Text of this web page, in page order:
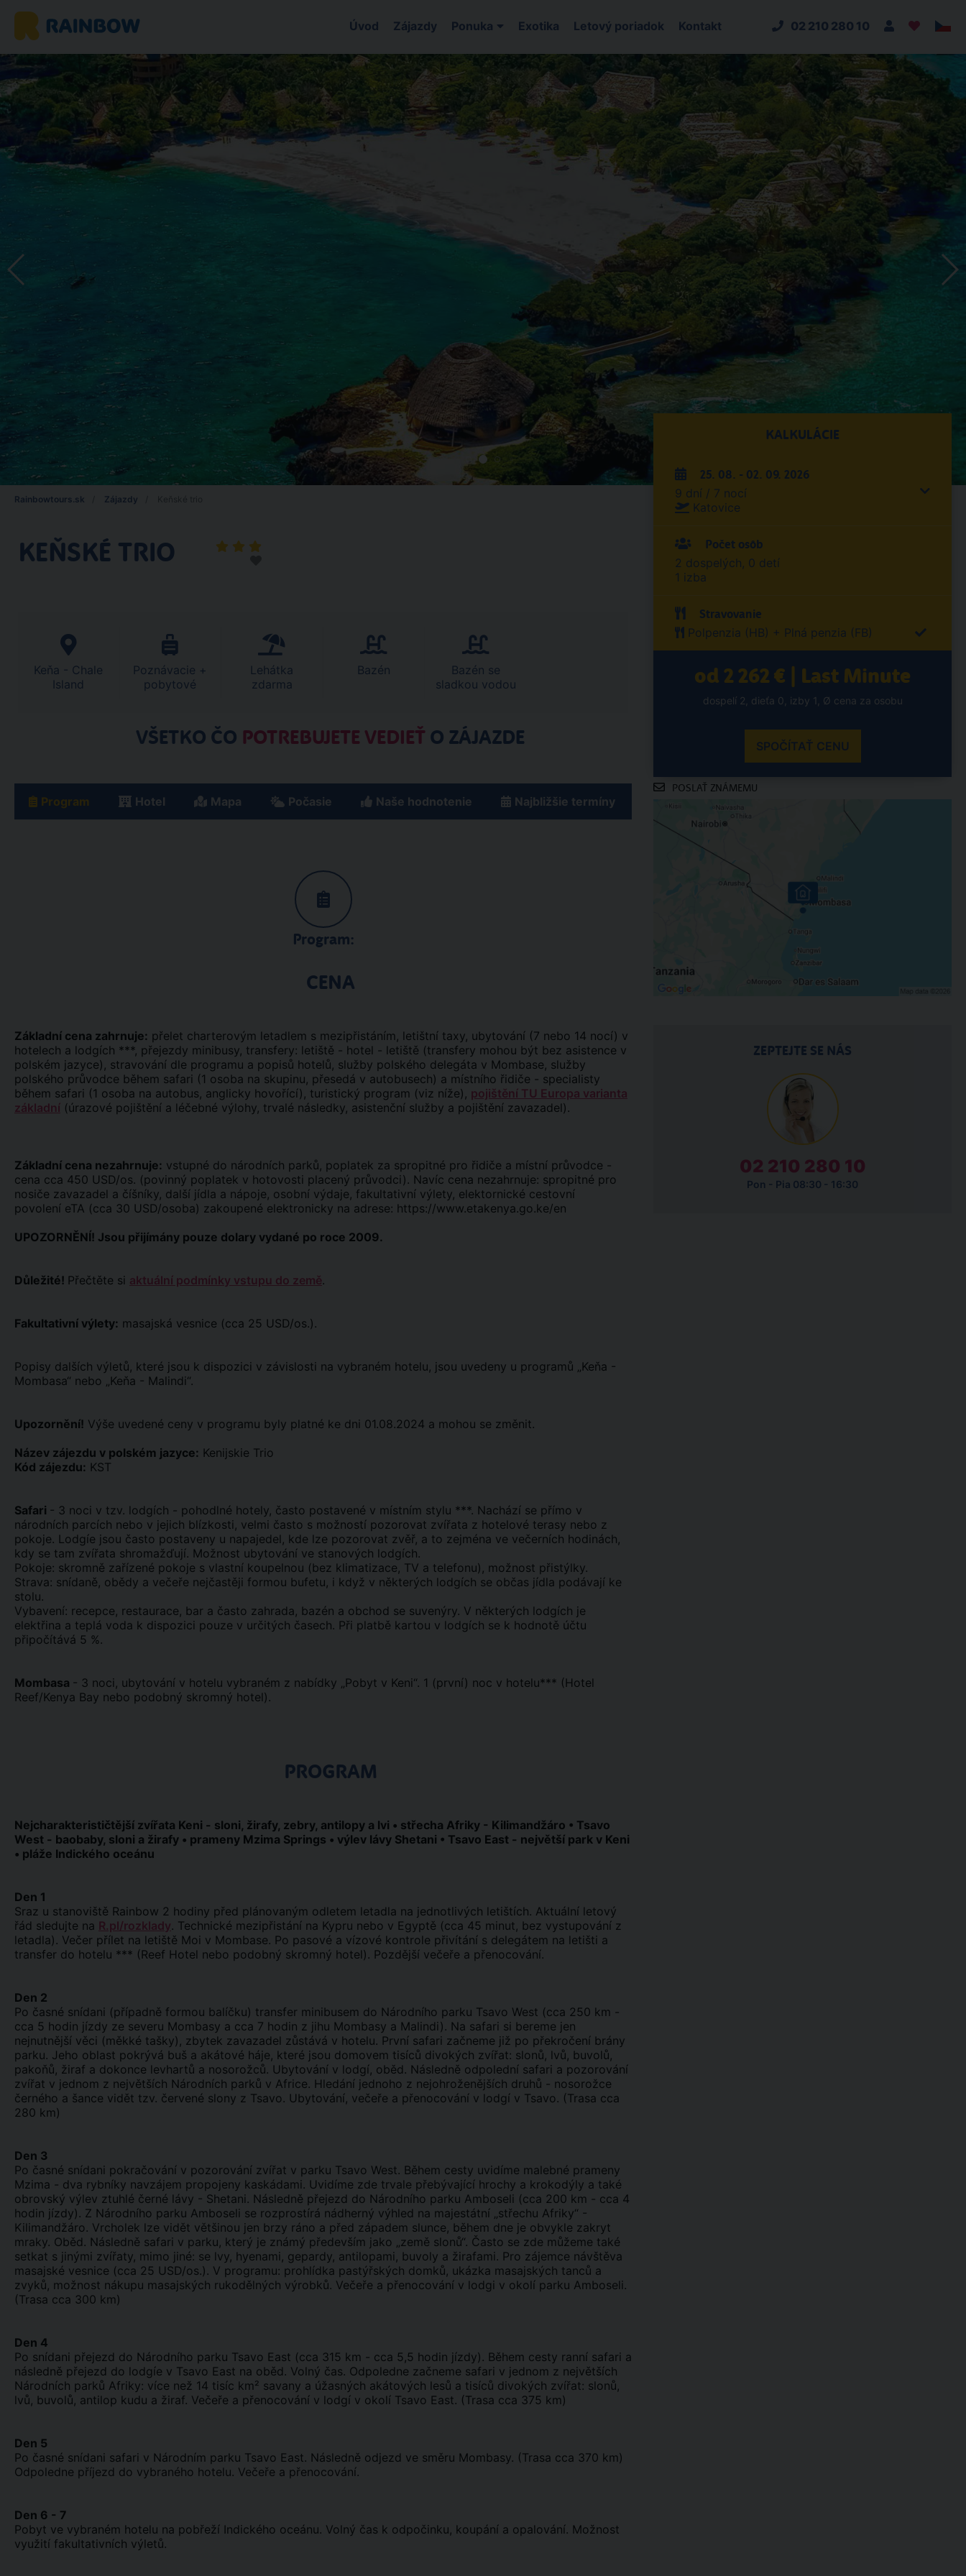
Úvod Zájazdy Ponuka Exotika Letový poriadok Kontakt 02 210 280 10
Rainbowtours.sk Zájazdy
KEŇSKÉ TRIO
Keňa - Chale
Island
Poznávacie +
pobytové
Lehátka
zdarma
Bazén
Bazén se
sladkou vodou
VŠETKO ČO POTREBUJETE VEDIEŤ O ZÁJAZDE
Program Hotel Mapa Počasie Naše hodnotenie Najbližšie termíny
Program:
CENA
Základní cena zahrnuje: přelet charterovým letadlem s mezipřistáním, letištní taxy, ubytování (7 nebo 14 nocí) v
hotelech a lodgích ***, přejezdy minibusy, transfery: letiště - hotel - letiště (transfery mohou být bez asistence v
polském jazyce), stravování dle programu a popisů hotelů, služby polského delegáta v Mombase, služby
polského průvodce během safari (1 osoba na skupinu, přesedá v autobusech) a místního řidiče - specialisty
během safari (1 osoba na autobus, anglicky hovořící), turistický program (viz níže), pojištění TU Europa varianta
základní (úrazové pojištění a léčebné výlohy, trvalé následky, asistenční služby a pojištění zavazadel).
Základní cena nezahrnuje: vstupné do národních parků, poplatek za spropitné pro řidiče a místní průvodce -
cena cca 450 USD/os. (povinný poplatek v hotovosti placený průvodci). Navíc cena nezahrnuje: spropitné pro
nosiče zavazadel a číšníky, další jídla a nápoje, osobní výdaje, fakultativní výlety, elektornické cestovní
povolení eTA (cca 30 USD/osoba) zakoupené elektronicky na adrese: https://www.etakenya.go.ke/en
UPOZORNĚNÍ! Jsou přijímány pouze dolary vydané po roce 2009.
Důležité! Přečtěte si aktuální podmínky vstupu do země.
Fakultativní výlety: masajská vesnice (cca 25 USD/os.).
Popisy dalších výletů, které jsou k dispozici v závislosti na vybraném hotelu, jsou uvedeny u programů „Keňa -
Mombasa“ nebo „Keňa - Malindi“.
Upozornění! Výše uvedené ceny v programu byly platné ke dni 01.08.2024 a mohou se změnit.
Název zájezdu v polském jazyce: Kenijskie Trio
Kód zájezdu: KST
Safari - 3 noci v tzv. lodgích - pohodlné hotely, často postavené v místním stylu ***. Nachází se přímo v
národních parcích nebo v jejich blízkosti, velmi často s možností pozorovat zvířata z hotelové terasy nebo z
pokoje. Lodgíe jsou často postaveny u napajedel, kde lze pozorovat zvěř, a to zejména ve večerních hodinách,
kdy se tam zvířata shromažďují. Možnost ubytování ve stanových lodgích.
Pokoje: skromně zařízené pokoje s vlastní koupelnou (bez klimatizace, TV a telefonu), možnost přistýlky.
Strava: snídaně, obědy a večeře nejčastěji formou bufetu, i když v některých lodgích se občas jídla podávají ke
stolu.
Vybavení: recepce, restaurace, bar a často zahrada, bazén a obchod se suvenýry. V některých lodgích je
elektřina a teplá voda k dispozici pouze v určitých časech. Při platbě kartou v lodgích se k hodnotě účtu
připočítává 5 %.
Mombasa - 3 noci, ubytování v hotelu vybraném z nabídky „Pobyt v Keni“. 1 (první) noc v hotelu*** (Hotel
Reef/Kenya Bay nebo podobný skromný hotel).
PROGRAM
Nejcharakterističtější zvířata Keni - sloni, žirafy, zebry, antilopy a lvi • střecha Afriky - Kilimandžáro • Tsavo
West - baobaby, sloni a žirafy • prameny Mzima Springs • výlev lávy Shetani • Tsavo East - největší park v Keni
• pláže Indického oceánu
Den 1
Sraz u stanoviště Rainbow 2 hodiny před plánovaným odletem letadla na jednotlivých letištích. Aktuální letový
řád sledujte na R.pl/rozklady. Technické mezipřistání na Kypru nebo v Egyptě (cca 45 minut, bez vystupování z
letadla). Večer přílet na letiště Moi v Mombase. Po pasové a vízové kontrole přivítání s delegátem na letišti a
transfer do hotelu *** (Reef Hotel nebo podobný skromný hotel). Pozdější večeře a přenocování.
Den 2
Po časné snídani (případně formou balíčku) transfer minibusem do Národního parku Tsavo West (cca 250 km -
cca 5 hodin jízdy ze severu Mombasy a cca 7 hodin z jihu Mombasy a Malindi). Na safari si bereme jen
nejnutnější věci (měkké tašky), zbytek zavazadel zůstává v hotelu. První safari začneme již po překročení brány
parku. Jeho oblast pokrývá buš a akátové háje, které jsou domovem tisíců divokých zvířat: slonů, lvů, buvolů,
pakoňů, žiraf a dokonce levhartů a nosorožců. Ubytování v lodgí, oběd. Následně odpolední safari a pozorování
zvířat v jednom z největších Národních parků v Africe. Hledání jednoho z nejohroženějších druhů - nosorožce
černého a šance vidět tzv. červené slony z Tsavo. Ubytování, večeře a přenocování v lodgí v Tsavo. (Trasa cca
280 km)
Den 3
Po časné snídani pokračování v pozorování zvířat v parku Tsavo West. Během cesty uvidíme malebné prameny
Mzima - dva rybníky navzájem propojeny kaskádami. Uvidíme zde trvale přebývající hrochy a krokodýly a také
obrovský výlev ztuhlé černé lávy - Shetani. Následně přejezd do Národního parku Amboseli (cca 200 km - cca 4
hodin jízdy). Z Národního parku Amboseli se rozprostírá nádherný výhled na majestátní „střechu Afriky“ -
Kilimandžáro. Vrcholek lze vidět většinou jen brzy ráno a před západem slunce, během dne je obvykle zakryt
mraky. Oběd. Následně safari v parku, který je známý především jako „země slonů“. Často se zde můžeme také
setkat s jinými zvířaty, mimo jiné: se lvy, hyenami, gepardy, antilopami, buvoly a žirafami. Pro zájemce návštěva
masajské vesnice (cca 25 USD/os.). V programu: prohlídka pastýřských domků, ukázka masajských tanců a
zvyků, možnost nákupu masajských rukodělných výrobků. Večeře a přenocování v lodgi v okolí parku Amboseli.
(Trasa cca 300 km)
Den 4
Po snídani přejezd do Národního parku Tsavo East (cca 315 km - cca 5,5 hodin jízdy). Během cesty ranní safari a
následně přejezd do lodgíe v Tsavo East na oběd. Volný čas. Odpoledne začneme safari v jednom z největších
Národních parků Afriky: více než 14 tisíc km² savany a úžasných akátových lesů a tisíců divokých zvířat: slonů,
lvů, buvolů, antilop kudu a žiraf. Večeře a přenocování v lodgí v okolí Tsavo East. (Trasa cca 375 km)
Den 5
Po časné snídani safari v Národním parku Tsavo East. Následně odjezd ve směru Mombasy. (Trasa cca 370 km)
Odpoledne příjezd do vybraného hotelu. Večeře a přenocování.
Den 6 - 7
Pobyt ve vybraném hotelu na pobřeží Indického oceánu. Volný čas k odpočinku, koupání a opalování. Možnost
využití fakultativních výletů.
KALKULÁCIE
25. 08. - 02. 09. 2026
9 dní / 7 nocí
Katovice
Počet osôb
2 dospelých, 0 detí
1 izba
Stravovanie
Polpenzia (HB) + Plná penzia (FB)
od 2 262 € | Last Minute
dospelí 2, dieťa 0, izby 1, Ø cena za osobu
SPOČÍTAŤ CENU
POSLAŤ ZNÁMEMU
ZEPTEJTE SE NÁS
02 210 280 10
Pon - Pia 08:30 - 16:30